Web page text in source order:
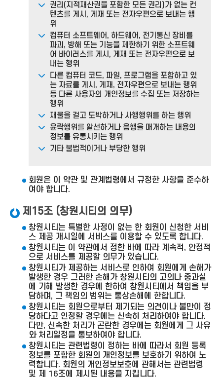
권리(지적재산권을 포함한 모든 권리)가 없는 컨
텐츠를 게시, 게재 또는 전자우편으로 보내는 행
위
컴퓨터 소프트웨어, 하드웨어, 전기통신 장비를
파괴, 방해 또는 기능을 제한하기 위한 소프트웨
어 바이러스를 게시, 게재 또는 전자우편으로 보
내는 행위
다른 컴퓨터 코드, 파일, 프로그램을 포함하고 있
는 자료를 게시, 게재, 전자우편으로 보내는 행위
등 다른 사용자의 개인정보를 수집 또는 저장하는
행위
재물을 걸고 도박하거나 사행행위를 하는 행위
윤락행위를 알선하거나 음행을 매개하는 내용의
정보를 유통시키는 행위
기타 불법적이거나 부당한 행위
회원은 이 약관 및 관계법령에서 규정한 사항을 준수하
여야 합니다.
제15조 (창원시티의 의무)
창원시티는 특별한 사정이 없는 한 회원이 신청한 서비
스 제공 개시일에 서비스를 이용할 수 있도록 합니다.
창원시티는 이 약관에서 정한 바에 따라 계속적, 안정적
으로 서비스를 제공할 의무가 있습니다.
창원시티가 제공하는 서비스로 인하여 회원에게 손해가
발생한 경우 그러한 손해가 창원시티의 고의나 중과실
에 기해 발생한 경우에 한하여 창원시티에서 책임을 부
담하며, 그 책임의 범위는 통상손해에 한합니다.
창원시티는 회원으로부터 제기되는 의견이나 불만이 정
당하다고 인정할 경우에는 신속히 처리하여야 합니다.
다만, 신속한 처리가 곤란한 경우에는 회원에게 그 사유
와 처리일정을 통보하여야 합니다.
창원시티는 관련법령이 정하는 바에 따라서 회원 등록
정보를 포함한 회원의 개인정보를 보호하기 위하여 노
력합니다. 회원의 개인정보보호에 관해서는 관련법령
및 제 16조에 제시된 내용을 지킵니다.